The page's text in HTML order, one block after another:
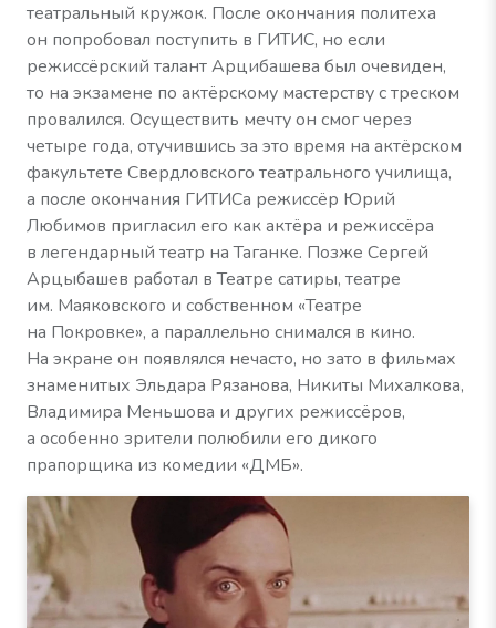
театральный кружок. После окончания политеха
он попробовал поступить в ГИТИС, но если
режиссёрский талант Арцибашева был очевиден,
то на экзамене по актёрскому мастерству с треском
провалился. Осуществить мечту он смог через
четыре года, отучившись за это время на актёрском
факультете Свердловского театрального училища,
а после окончания ГИТИСа режиссёр Юрий
Любимов пригласил его как актёра и режиссёра
в легендарный театр на Таганке. Позже Сергей
Арцыбашев работал в Театре сатиры, театре
им. Маяковского и собственном «Театре
на Покровке», а параллельно снимался в кино.
На экране он появлялся нечасто, но зато в фильмах
знаменитых Эльдара Рязанова, Никиты Михалкова,
Владимира Меньшова и других режиссёров,
а особенно зрители полюбили его дикого
прапорщика из комедии «ДМБ».